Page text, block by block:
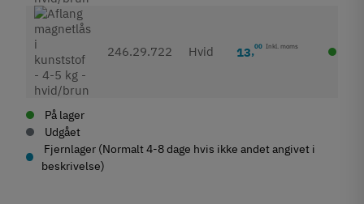
246.29.722 Hvid 13,00 Inkl. moms
På lager
Udgået
Fjernlager (Normalt 4-8 dage hvis ikke andet angivet i
beskrivelse)